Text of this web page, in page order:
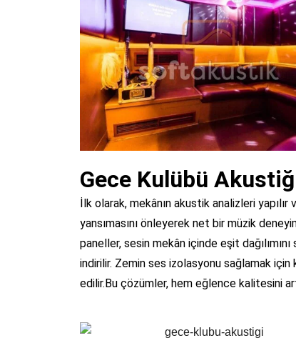
Gece Kulübü
İlk olarak, mekânın akustik analizleri
yansımasını önleyerek net bir müzik
paneller, sesin mekân içinde eşit
indirilir. Zemin ses izolasyonu sağlamak
edilir.Bu çözümler, hem eğlence kalitesini